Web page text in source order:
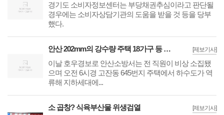
경기도 소비자정보센터는 부당채권추심이라고 판단될
경우에는 소비자상담기관의 도움을 받을 것 등을 당부
했다.
[제보기사]
안산 202mm의 강수량 주택 18가구 등 침수
이날 호우경보로 안산소방서는 전 직원이 비상 소집됐
으며 오전 6시경 고잔동 645번지 주택에서 하수도가 역
류해 지하세대에...
[제보기사]
소 곱창? 식육부산물 위생검열